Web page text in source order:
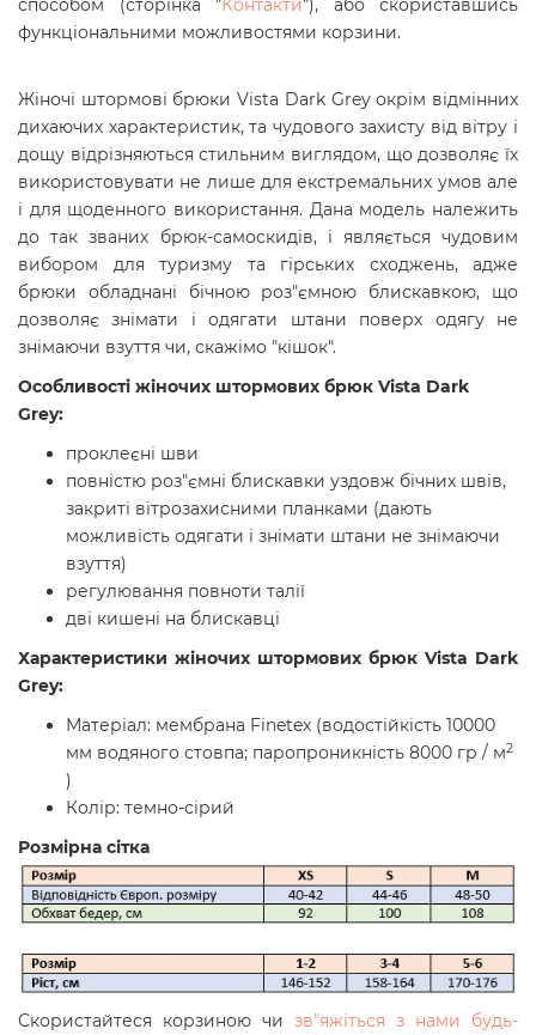
способом (сторінка "Контакти"), або скориставшись
функціональними можливостями корзини.
Жіночі штормові брюки Vista Dark Grey окрім відмінних
дихаючих характеристик, та чудового захисту від вітру і
дощу відрізняються стильним виглядом, що дозволяє їх
використовувати не лише для екстремальних умов але
і для щоденного використання. Дана модель належить
до так званих брюк-самоскидів, і являється чудовим
вибором для туризму та гірських сходжень, адже
брюки обладнані бічною роз"ємною блискавкою, що
дозволяє знімати і одягати штани поверх одягу не
знімаючи взуття чи, скажімо "кішок".
Особливості жіночих штормових брюк Vista Dark
Grey:
проклеєні шви
повністю роз"ємні блискавки уздовж бічних швів,
закриті вітрозахисними планками (дають
можливість одягати і знімати штани не знімаючи
взуття)
регулювання повноти талії
дві кишені на блискавці
Характеристики жіночих штормових брюк Vista Dark
Grey:
Матеріал: мембрана Finetex (водостійкість 10000
мм водяного стовпа; паропроникність 8000 гр / м2
)
Колір: темно-сірий
Розмірна сітка
Скористайтеся корзиною чи зв"яжіться з нами будь-